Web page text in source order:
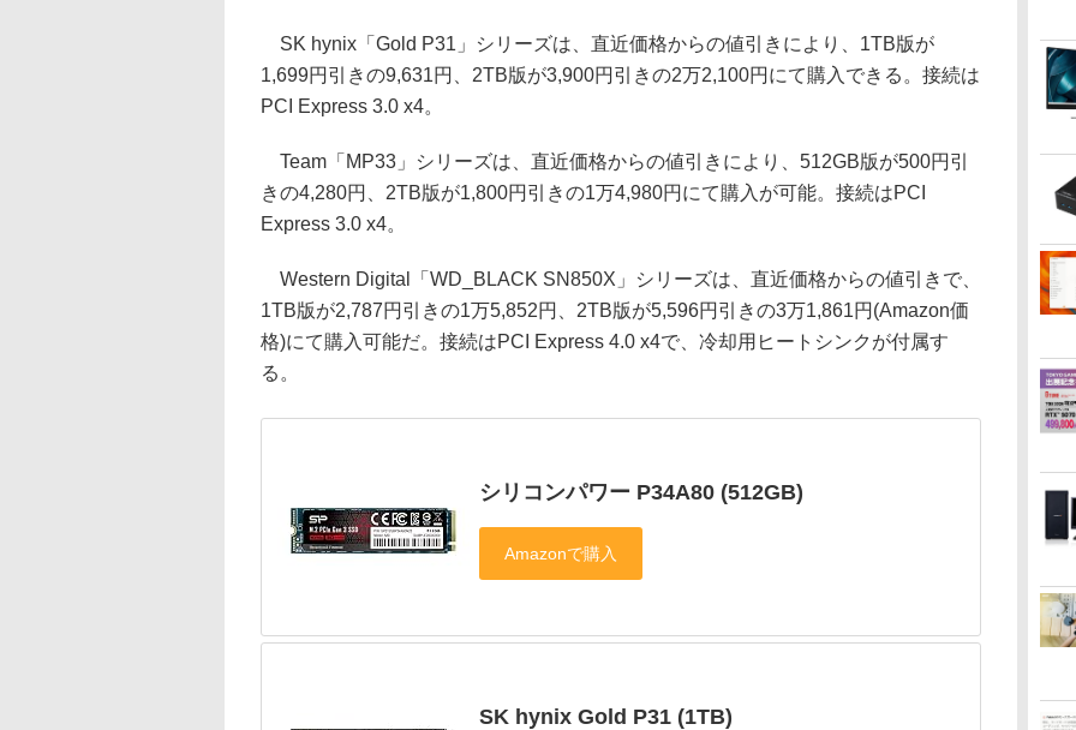
SK hynix「Gold P31」シリーズは、直近価格からの値引きにより、1TB版が
1,699円引きの9,631円、2TB版が3,900円引きの2万2,100円にて購入できる。接続は
PCI Express 3.0 x4。
Team「MP33」シリーズは、直近価格からの値引きにより、512GB版が500円引
きの4,280円、2TB版が1,800円引きの1万4,980円にて購入が可能。接続はPCI
Express 3.0 x4。
Western Digital「WD_BLACK SN850X」シリーズは、直近価格からの値引きで、
1TB版が2,787円引きの1万5,852円、2TB版が5,596円引きの3万1,861円(Amazon価
格)にて購入可能だ。接続はPCI Express 4.0 x4で、冷却用ヒートシンクが付属す
る。
シリコンパワー P34A80 (512GB)
SK hynix Gold P31 (1TB)